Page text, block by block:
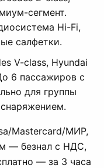
сегмент.
Hi-Fi,
салфетки.
V-class, Hyundai
6 пассажиров с
для группы
Mastercard/МИР,
— безнал с НДС,
— за 3 часа